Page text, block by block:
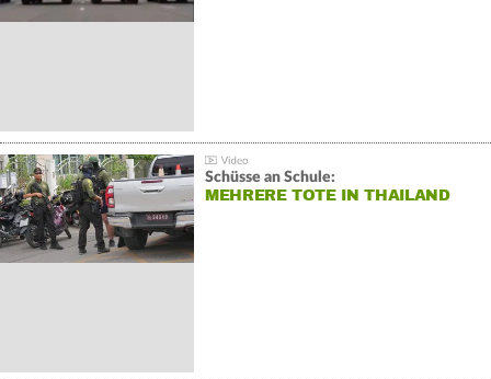
Schüsse an Schule:
MEHRERE TOTE IN THAILAND